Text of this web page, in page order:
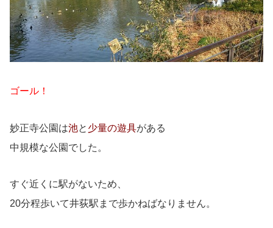
ゴール！
妙正寺公園は池と 少量の遊具がある
中規模な公園でした。
すぐ近くに駅がないため、
20分程歩いて井荻駅まで歩かねばなりません。